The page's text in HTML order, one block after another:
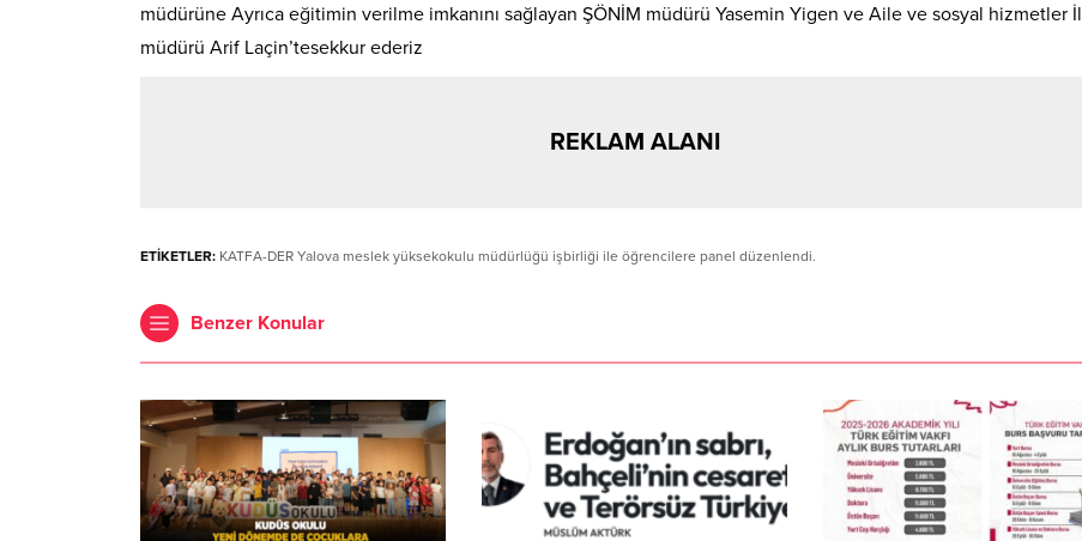
müdürüne Ayrıca eğitimin verilme imkanını sağlayan ŞÖNİM müdürü Yasemin Yigen ve Aile ve sosyal hizmetler İl
müdürü Arif Laçin’tesekkur ederiz
REKLAM ALANI
ETİKETLER: KATFA-DER Yalova meslek yüksekokulu müdürlüğü işbirliği ile öğrencilere panel düzenlendi.
Benzer Konular